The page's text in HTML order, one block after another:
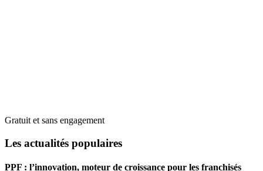
Gratuit et sans engagement
Les actualités populaires
PPF : l’innovation, moteur de croissance pour les franchisés